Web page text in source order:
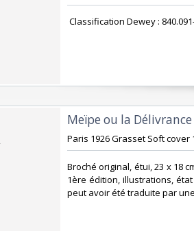
Classification Dewey :
‎Meïpe ou la Délivrance‎
‎Paris 1926 Grasset Soft cover
‎Broché original, étui, 23 x 18
1ère édition, illustrations,
peut avoir été traduite par